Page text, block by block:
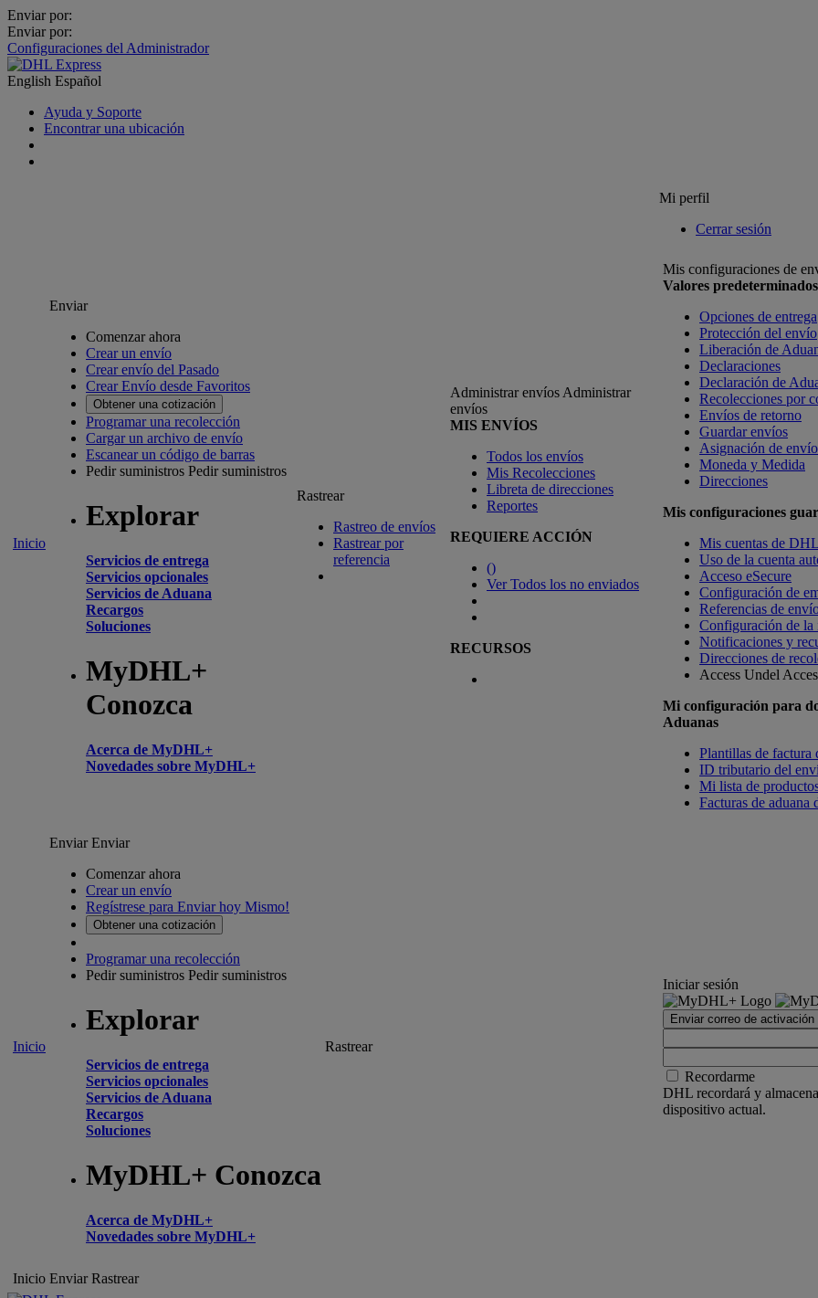
Enviar por:
Enviar por:
Configuraciones del Administrador
English Español
Ayuda y Soporte
Encontrar una ubicación
Mi perfil
Cerrar sesión
Inicio
Enviar
Comenzar ahora
Crear un envío
Crear envío del Pasado
Crear Envío desde Favoritos
Obtener una cotización
Programar una recolección
Cargar un archivo de envío
Escanear un código de barras
Pedir suministros Pedir suministros
Explorar
Servicios de entrega
Servicios opcionales
Servicios de Aduana
Recargos
Soluciones
MyDHL+
Conozca
Acerca de MyDHL+
Novedades sobre MyDHL+
Rastrear
Rastreo de envíos
Rastrear por
referencia
Administrar envíos Administrar
envíos
MIS ENVÍOS
Todos los envíos
Mis Recolecciones
Libreta de direcciones
Reportes
REQUIERE ACCIÓN
()
Ver Todos los no enviados
RECURSOS
Mis configuraciones de
Valores
Opciones de entrega
Protección del envío
Liberación de
Declaraciones
Declaración de
Recolecciones por
Envíos de retorno
Guardar envíos
Asignación de
Moneda y Medida
Direcciones
Mis configuraciones
Mis cuentas de DHL
Uso de la cuenta
Acceso eSecure
Configuración de
Referencias de
Configuración de la
Notificaciones y
Direcciones de
Access Undel
Mi configuración para
Aduanas
Plantillas de factura
ID tributario del
Mi lista de
Facturas de aduana
Inicio
EnviarEnviar
Comenzar ahora
Crear un envío
Regístrese para Enviar hoy Mismo!
Obtener una cotización
Programar una recolección
Pedir suministros Pedir suministros
Explorar
Servicios de entrega
Servicios opcionales
Servicios de Aduana
Recargos
Soluciones
MyDHL+ Conozca
Acerca de MyDHL+
Novedades sobre MyDHL+
Rastrear
Iniciar sesión
Enviar correo de activación
Recordarme
DHL recordará y
dispositivo actual.
Inicio Enviar Rastrear